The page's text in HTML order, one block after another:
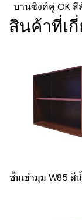
บานซิงค์คู่ OK สี
สินค้าที่เ
ชั้นเข้ามุม W85 สี